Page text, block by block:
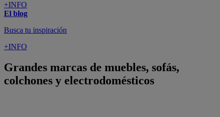
+INFO
El blog
Busca tu inspiración
+INFO
Grandes marcas de muebles, sofás,
colchones y electrodomésticos